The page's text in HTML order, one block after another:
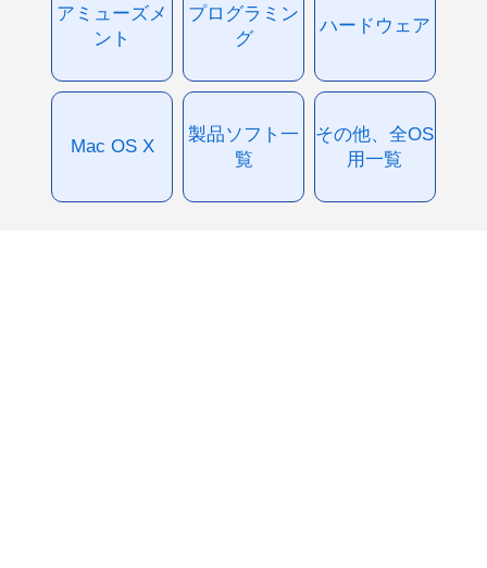
アミューズメ
ント
プログラミン
グ
ハードウェア
Mac OS X
製品ソフト一
覧
その他、全OS
用一覧